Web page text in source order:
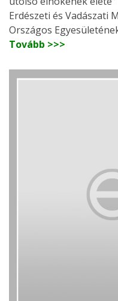
Erdészeti és Vadászati
Országos
Tovább >>>